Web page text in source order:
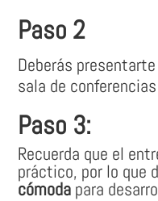
Paso 2
Deberás presentarte
sala de
Paso 3:
Recuerda que el
práctico, por lo que
cómoda para